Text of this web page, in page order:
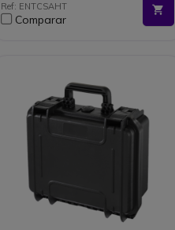
Ref: ENTCSAHT
Comparar